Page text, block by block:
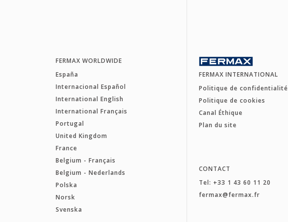
FERMAX WORLDWIDE
España
Internacional Español
International English
International Français
Portugal
United Kingdom
France
Belgium - Français
Belgium - Nederlands
Polska
Norsk
Svenska
FERMAX INTERNATIONAL
Politique de confidentialité
Politique de cookies
Canal Éthique
Plan du site
CONTACT
Tel: +33 1 43 60 11 20
fermax@fermax.fr